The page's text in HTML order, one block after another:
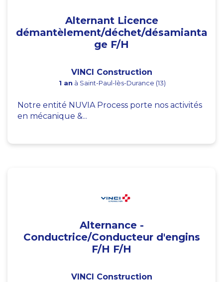
Alternant Licence
démantèlement/déchet/désamianta
ge F/H
VINCI Construction
1 an à Saint-Paul-lès-Durance (13)
Notre entité NUVIA Process porte nos activités
en mécanique &...
Alternance -
Conductrice/Conducteur d'engins
F/H F/H
VINCI Construction